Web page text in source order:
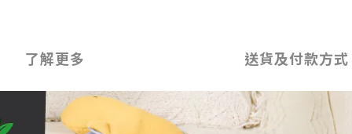
了解更多 送貨及付款方式